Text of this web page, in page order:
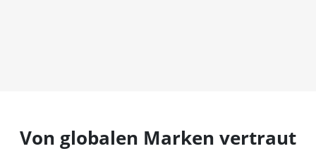
Von globalen Marken vertraut